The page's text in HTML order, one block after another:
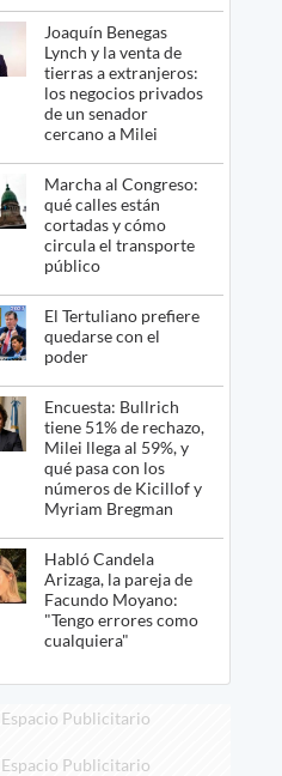
Joaquín Benegas
Lynch y la venta de
tierras a extranjeros:
los negocios privados
de un senador
cercano a Milei
Marcha al Congreso:
qué calles están
cortadas y cómo
circula el transporte
público
El Tertuliano prefiere
quedarse con el
poder
Encuesta: Bullrich
tiene 51% de rechazo,
Milei llega al 59%, y
qué pasa con los
números de Kicillof y
Myriam Bregman
Habló Candela
Arizaga, la pareja de
Facundo Moyano:
"Tengo errores como
cualquiera"
Espacio Publicitario
Espacio Publicitario